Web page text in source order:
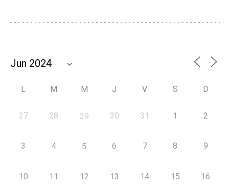
L M M J V S D
27 28 29 30 31 1 2
3 4 5 6 7 8 9
10 11 12 13 14 15 16